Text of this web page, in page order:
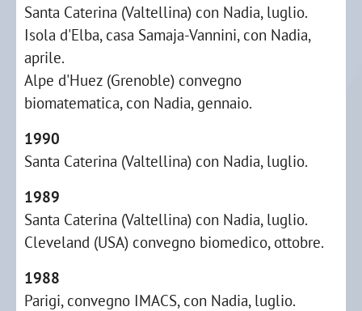
Santa Caterina (Valtellina) con Nadia, luglio.
Isola d'Elba, casa Samaja-Vannini, con Nadia,
aprile.
Alpe d'Huez (Grenoble) convegno
biomatematica, con Nadia, gennaio.
1990
Santa Caterina (Valtellina) con Nadia, luglio.
1989
Santa Caterina (Valtellina) con Nadia, luglio.
Cleveland (USA) convegno biomedico, ottobre.
1988
Parigi, convegno IMACS, con Nadia, luglio.